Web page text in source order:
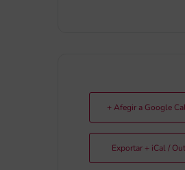
+ Afegir a Google
Exportar + iCal /